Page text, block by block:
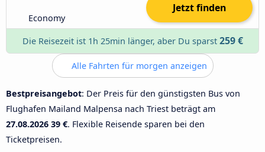
Economy
Jetzt finden
Die Reisezeit ist 1h 25min länger, aber Du sparst 259 €
Alle Fahrten für morgen anzeigen
Bestpreisangebot: Der Preis für den günstigsten Bus von
Flughafen Mailand Malpensa nach Triest beträgt am
27.08.2026 39 €. Flexible Reisende sparen bei den
Ticketpreisen.